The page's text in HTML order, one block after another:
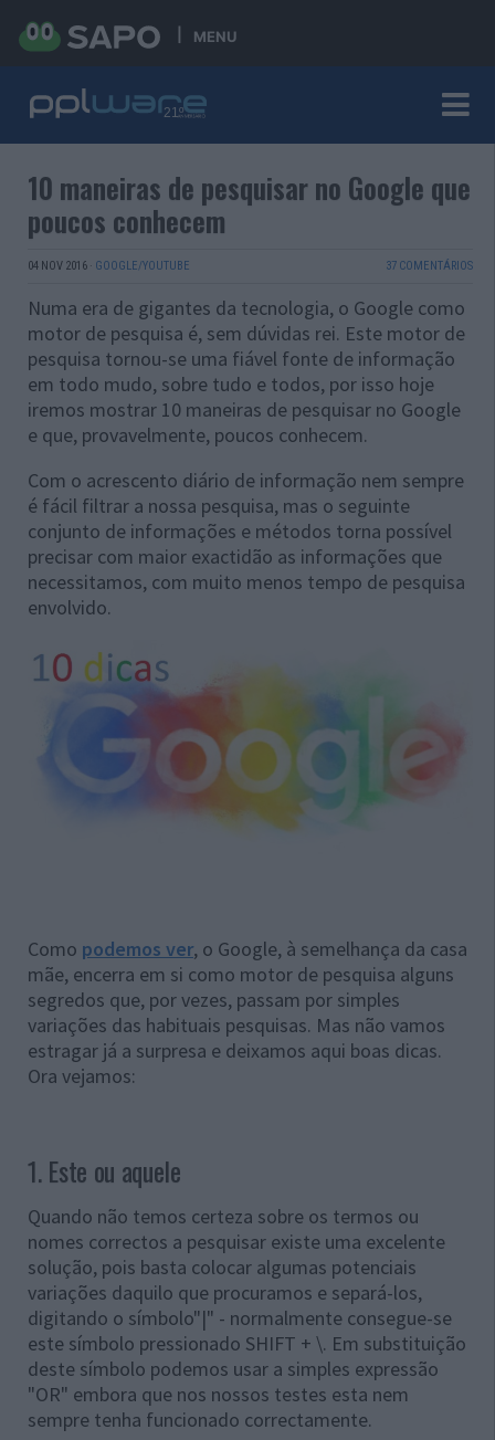
MENU
10 maneiras de pesquisar no Google que
poucos conhecem
04 NOV 2016 · GOOGLE/YOUTUBE 37 COMENTÁRIOS
Numa era de gigantes da tecnologia, o Google como
motor de pesquisa é, sem dúvidas rei. Este motor de
pesquisa tornou-se uma fiável fonte de informação
em todo mudo, sobre tudo e todos, por isso hoje
iremos mostrar 10 maneiras de pesquisar no Google
e que, provavelmente, poucos conhecem.
Com o acrescento diário de informação nem sempre
é fácil filtrar a nossa pesquisa, mas o seguinte
conjunto de informações e métodos torna possível
precisar com maior exactidão as informações que
necessitamos, com muito menos tempo de pesquisa
envolvido.
Como podemos ver, o Google, à semelhança da casa
mãe, encerra em si como motor de pesquisa alguns
segredos que, por vezes, passam por simples
variações das habituais pesquisas. Mas não vamos
estragar já a surpresa e deixamos aqui boas dicas.
Ora vejamos:
1. Este ou aquele
Quando não temos certeza sobre os termos ou
nomes correctos a pesquisar existe uma excelente
solução, pois basta colocar algumas potenciais
variações daquilo que procuramos e separá-los,
digitando o símbolo"|" - normalmente consegue-se
este símbolo pressionado SHIFT + \. Em substituição
deste símbolo podemos usar a simples expressão
"OR" embora que nos nossos testes esta nem
sempre tenha funcionado correctamente.